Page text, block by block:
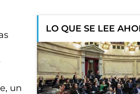
un
LO QUE SE LEE